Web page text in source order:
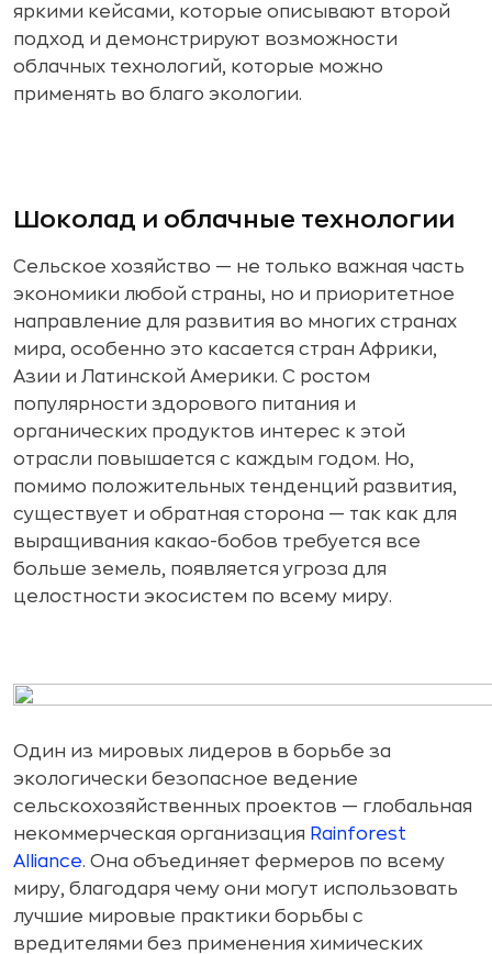
яркими кейсами, которые описывают второй
подход и демонстрируют возможности
облачных технологий, которые можно
применять во благо экологии.
Шоколад и облачные технологии
Сельское хозяйство — не только важная часть
экономики любой страны, но и приоритетное
направление для развития во многих странах
мира, особенно это касается стран Африки,
Азии и Латинской Америки. С ростом
популярности здорового питания и
органических продуктов интерес к этой
отрасли повышается с каждым годом. Но,
помимо положительных тенденций развития,
существует и обратная сторона — так как для
выращивания какао-бобов требуется все
больше земель, появляется угроза для
целостности экосистем по всему миру.
Один из мировых лидеров в борьбе за
экологически безопасное ведение
сельскохозяйственных проектов — глобальная
некоммерческая организация Rainforest
Alliance. Она объединяет фермеров по всему
миру, благодаря чему они могут использовать
лучшие мировые практики борьбы с
вредителями без применения химических